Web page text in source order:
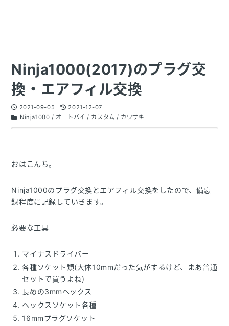
Ninja1000(2017)のプラグ交
換・エアフィル交換
2021-09-05
2021-12-07
Ninja1000 / オートバイ / カスタム / カワサキ
おはこんち。
Ninja1000のプラグ交換とエアフィル交換をしたので、備忘
録程度に記録していきます。
必要な工具
マイナスドライバー
各種ソケット類(大体10mmだった気がするけど、まあ普通
セットで買うよね)
長めの3mmヘックス
ヘックスソケット各種
16mmプラグソケット